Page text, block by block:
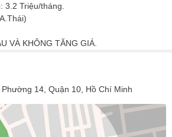
3.2 Triệu/tháng.
VÀ KHÔNG TĂNG GIÁ.
14, Quận 10, Hồ Chí Minh